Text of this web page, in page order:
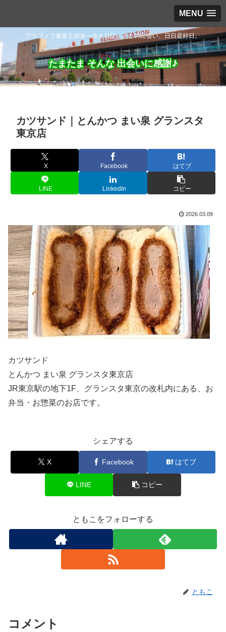
MENU
アラフィフ兼業主婦食べ歩き日記。人との出会い、日日是好日。
たまたま そんな 出会いに感謝♪
カツサンド｜とんかつ まい泉 グランスタ
東京店
X Facebook はてブ
LINE LinkedIn コピー
2026.03.09
カツサンド
とんかつ まい泉 グランスタ東京店
JR東京駅の地下1F、グランスタ東京の改札内にある、お
弁当・お惣菜のお店です。
シェアする
X Facebook はてブ
LINE コピー
ともこをフォローする
ともこ
コメント